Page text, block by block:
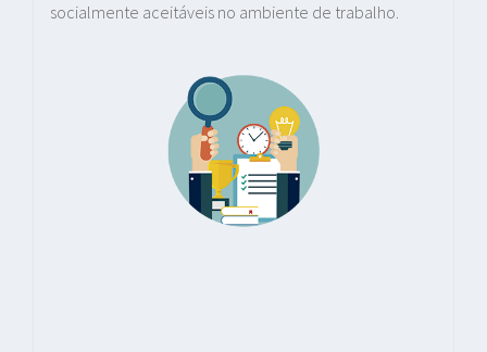
socialmente aceitáveis no ambiente de trabalho.